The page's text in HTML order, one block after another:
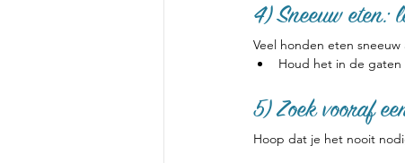
4) Sneeuw eten:
Veel honden eten sneeuw
Houd het in de
5) Zoek vooraf
Hoop dat je het nooit